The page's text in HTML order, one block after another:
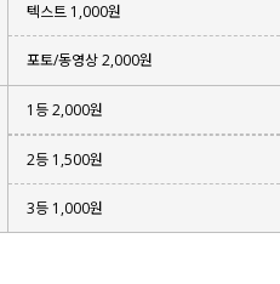
텍스트 1,000원
포토/동영상 2,000원
1등 2,000원
2등 1,500원
3등 1,000원